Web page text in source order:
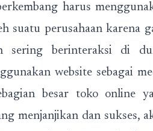
harus
suatu perusahaan karena
sering berinteraksi di
website sebagai
besar toko online
menjanjikan dan sukses,